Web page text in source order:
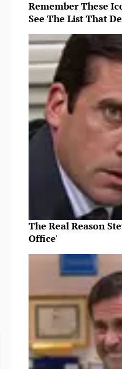
Remember These
See The List That
The Real Reason
Office'